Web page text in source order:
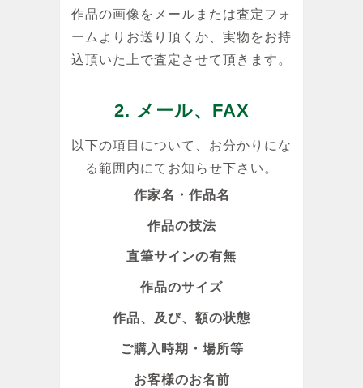
作品の画像をメールまたは査定フォ
ームよりお送り頂くか、実物をお持
込頂いた上で査定させて頂きます。
2. メール、FAX
以下の項目について、お分かりにな
る範囲内にてお知らせ下さい。
作家名・作品名
作品の技法
直筆サインの有無
作品のサイズ
作品、及び、額の状態
ご購入時期・場所等
お客様のお名前